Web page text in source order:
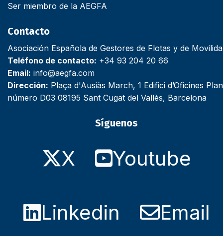
Ser miembro de la AEGFA
Contacto
Asociación Española de Gestores de Flotas y de
Teléfono de contacto: +34 93 204 20 66
Email: info@aegfa.com
Dirección: Plaça d'Ausiàs March, 1 Edifici d’Oficines
número D03 08195 Sant Cugat del Vallès, Barcelona
Síguenos
X Youtube
Linkedin Email